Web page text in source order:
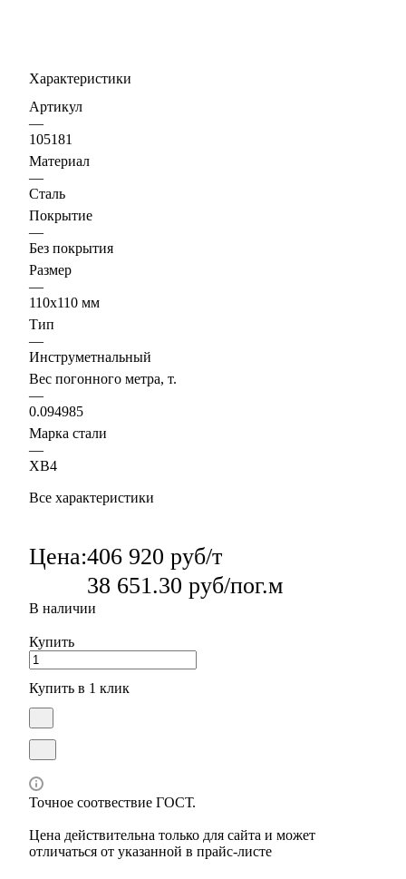
Характеристики
Артикул
—
105181
Материал
—
Сталь
Покрытие
—
Без покрытия
Размер
—
110х110 мм
Тип
—
Инструметнальный
Вес погонного метра, т.
—
0.094985
Марка стали
—
ХВ4
Все характеристики
Цена:406 920 руб/т
38 651.30 руб/пог.м
В наличии
Купить
Купить в 1 клик
Точное соотвествие ГОСТ.
Цена действительна только для сайта и может
отличаться от указанной в прайс-листе